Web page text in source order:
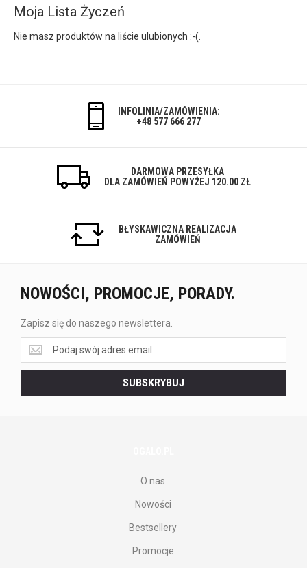
Moja Lista Życzeń
Nie masz produktów na liście ulubionych :-(.
INFOLINIA/ZAMÓWIENIA:
+48 577 666 277
DARMOWA PRZESYŁKA
DLA ZAMÓWIEŃ POWYŻEJ 120.00 ZŁ
BŁYSKAWICZNA REALIZACJA
ZAMÓWIEŃ
NOWOŚCI, PROMOCJE, PORADY.
Zapisz się do naszego newslettera.
Zapisz
się
do
newslettera.
SUBSKRYBUJ
O nas
Nowości
Bestsellery
Promocje